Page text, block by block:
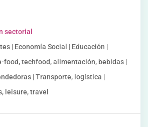
sectorial
| Economía Social | Educación |
food, techfood, alimentación, bebidas |
| Transporte, logística |
leisure, travel